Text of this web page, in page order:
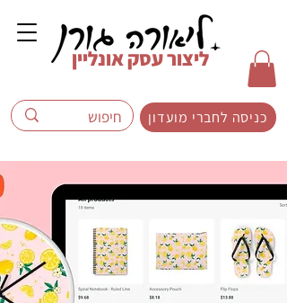
כניסה לחברי מועדון
ליצור עסק אונליין